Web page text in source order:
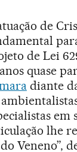
de
de Lei
quase
diante
em
lhe
Veneno”,